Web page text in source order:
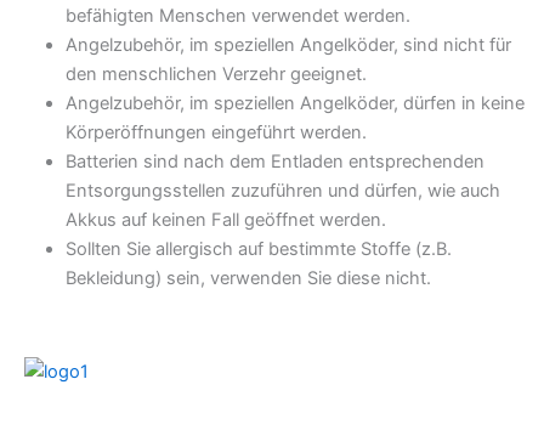
befähigten Menschen verwendet werden.
Angelzubehör, im speziellen Angelköder, sind nicht für
den menschlichen Verzehr geeignet.
Angelzubehör, im speziellen Angelköder, dürfen in keine
Körperöffnungen eingeführt werden.
Batterien sind nach dem Entladen entsprechenden
Entsorgungsstellen zuzuführen und dürfen, wie auch
Akkus auf keinen Fall geöffnet werden.
Sollten Sie allergisch auf bestimmte Stoffe (z.B.
Bekleidung) sein, verwenden Sie diese nicht.